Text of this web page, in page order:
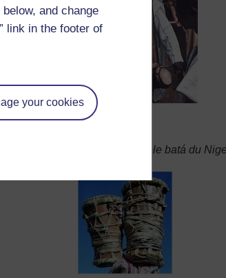
and change
link in the footer of
your cookies
Tambours Omele batá du